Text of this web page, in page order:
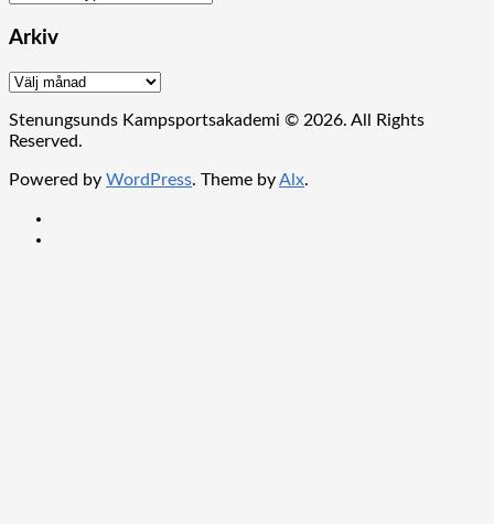
Arkiv
Arkiv
Stenungsunds Kampsportsakademi © 2026. All Rights
Reserved.
Powered by WordPress. Theme byAlx.